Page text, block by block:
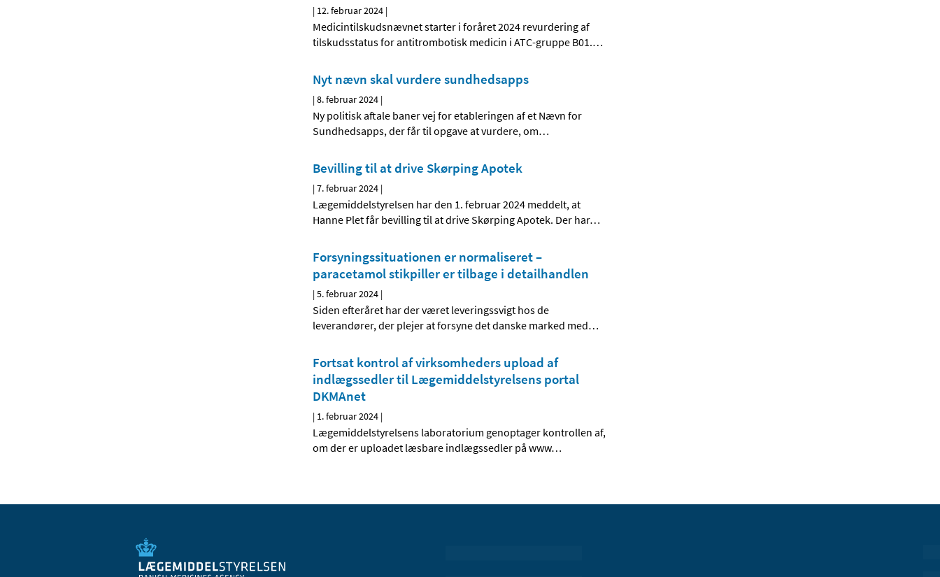
| 12. februar 2024 |
Medicintilskudsnævnet starter i foråret 2024 revurdering af
tilskudsstatus for antitrombotisk medicin i ATC-gruppe B01.…
Nyt nævn skal vurdere sundhedsapps
|8. februar 2024 |
Ny politisk aftale baner vej for etableringen af et Nævn for
Sundhedsapps, der får til opgave at vurdere, om…
Bevilling til at drive Skørping Apotek
|7. februar 2024 |
Lægemiddelstyrelsen har den 1. februar 2024 meddelt, at
Hanne Plet får bevilling til at drive Skørping Apotek. Der har…
Forsyningssituationen er normaliseret –
paracetamol stikpiller er tilbage i detailhandlen
|5. februar 2024 |
Siden efteråret har der været leveringssvigt hos de
leverandører, der plejer at forsyne det danske marked med…
Fortsat kontrol af virksomheders upload af
indlægssedler til Lægemiddelstyrelsens portal
DKMAnet
| 1. februar 2024 |
Lægemiddelstyrelsens laboratorium genoptager kontrollen af,
om der er uploadet læsbare indlægssedler på www…